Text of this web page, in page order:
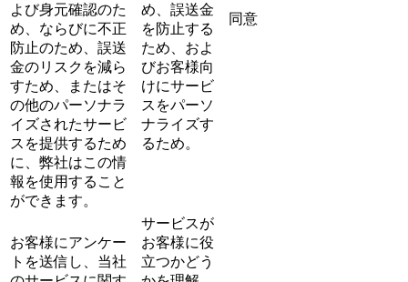
よび身元確認のた
め、ならびに不正
防止のため、誤送
金のリスクを減ら
すため、またはそ
の他のパーソナラ
イズされたサービ
スを提供するため
に、弊社はこの情
報を使用すること
ができます。
め、誤送金
を防止する
ため、およ
びお客様向
けにサービ
スをパーソ
ナライズす
るため。
同意
お客様にアンケー
トを送信し、当社
サービスが
お客様に役
立つかどう